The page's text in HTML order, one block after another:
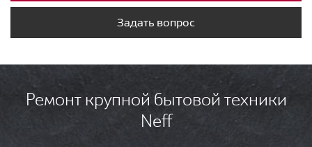
Задать вопрос
Ремонт крупной бытовой техники
Neff